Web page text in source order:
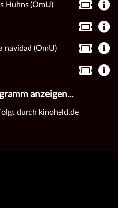
Huhns (OmU)
navidad (OmU)
anzeigen...
durch kinoheld.de